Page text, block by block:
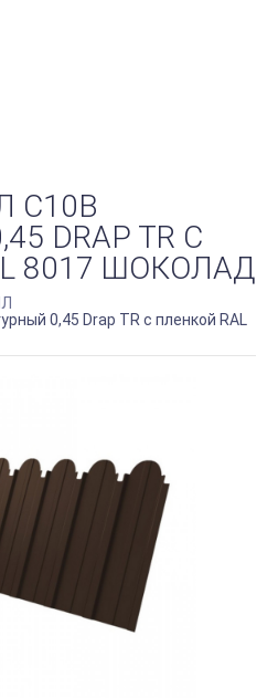
C10B
DRAP TR С
8017 ШОКОЛАД
0,45 Drap TR с пленкой RAL